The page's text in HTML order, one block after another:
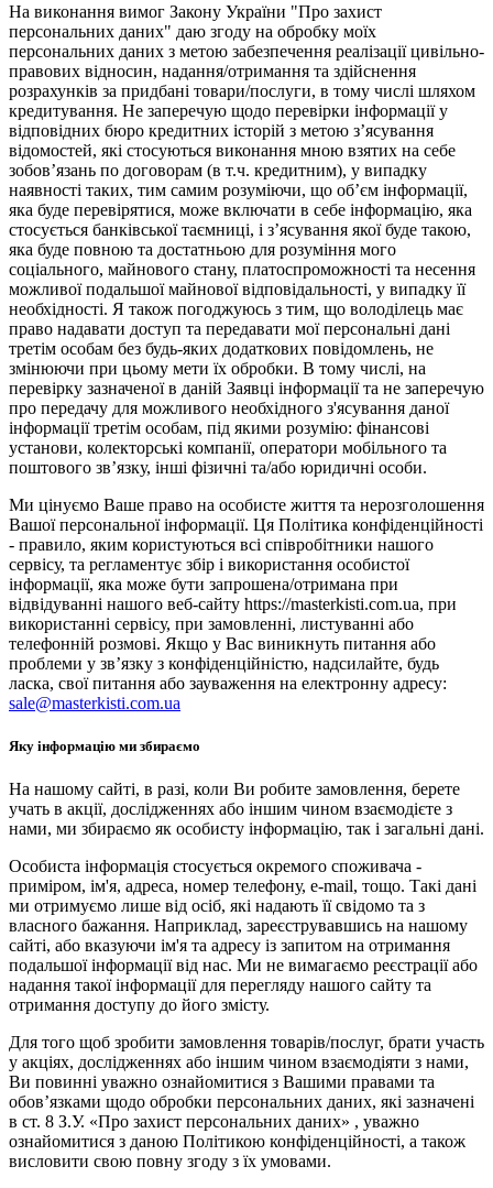
На виконання вимог Закону України "Про захист
персональних даних" даю згоду на обробку моїх
персональних даних з метою забезпечення реалізації цивільно-
правових відносин, надання/отримання та здійснення
розрахунків за придбані товари/послуги, в тому числі шляхом
кредитування. Не заперечую щодо перевірки інформації у
відповідних бюро кредитних історій з метою з’ясування
відомостей, які стосуються виконання мною взятих на себе
зобов’язань по договорам (в т.ч. кредитним), у випадку
наявності таких, тим самим розуміючи, що об’єм інформації,
яка буде перевірятися, може включати в себе інформацію, яка
стосується банківської таємниці, і з’ясування якої буде такою,
яка буде повною та достатньою для розуміння мого
соціального, майнового стану, платоспроможності та несення
можливої подальшої майнової відповідальності, у випадку її
необхідності. Я також погоджуюсь з тим, що володілець має
право надавати доступ та передавати мої персональні дані
третім особам без будь-яких додаткових повідомлень, не
змінюючи при цьому мети їх обробки. В тому числі, на
перевірку зазначеної в даній Заявці інформації та не заперечую
про передачу для можливого необхідного з'ясування даної
інформації третім особам, під якими розумію: фінансові
установи, колекторські компанії, оператори мобільного та
поштового зв’язку, інші фізичні та/або юридичні особи.
Ми цінуємо Ваше право на особисте життя та нерозголошення
Вашої персональної інформації. Ця Політика конфіденційності
- правило, яким користуються всі співробітники нашого
сервісу, та регламентує збір і використання особистої
інформації, яка може бути запрошена/отримана при
відвідуванні нашого веб-сайту https://masterkisti.com.ua, при
використанні сервісу, при замовленні, листуванні або
телефонній розмові. Якщо у Вас виникнуть питання або
проблеми у зв’язку з конфіденційністю, надсилайте, будь
ласка, свої питання або зауваження на електронну адресу:
sale@masterkisti.com.ua
Яку інформацію ми збираємо
На нашому сайті, в разі, коли Ви робите замовлення, берете
учать в акції, дослідженнях або іншим чином взаємодієте з
нами, ми збираємо як особисту інформацію, так і загальні дані.
Особиста інформація стосується окремого споживача -
приміром, ім'я, адреса, номер телефону, e-mail, тощо. Такі дані
ми отримуємо лише від осіб, які надають її свідомо та з
власного бажання. Наприклад, зареєструвавшись на нашому
сайті, або вказуючи ім'я та адресу із запитом на отримання
подальшої інформації від нас. Ми не вимагаємо реєстрації або
надання такої інформації для перегляду нашого сайту та
отримання доступу до його змісту.
Для того щоб зробити замовлення товарів/послуг, брати участь
у акціях, дослідженнях або іншим чином взаємодіяти з нами,
Ви повинні уважно ознайомитися з Вашими правами та
обов’язками щодо обробки персональних даних, які зазначені
в ст. 8 З.У. «Про захист персональних даних» , уважно
ознайомитися з даною Політикою конфіденційності, а також
висловити свою повну згоду з їх умовами.